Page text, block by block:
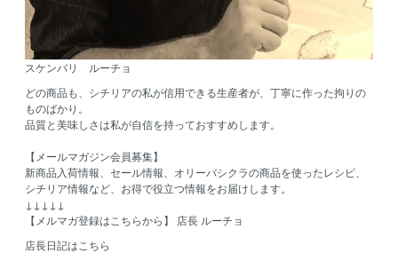
スケンバリ ルーチョ
どの商品も、シチリアの私が信用できる生産者が、丁寧に作った拘りの
ものばかり。
品質と美味しさは私が自信を持っておすすめします。
【メールマガジン会員募集】
新商品入荷情報、セール情報、オリーバシクラの商品を使ったレシピ、
シチリア情報など、お得で役立つ情報をお届けします。
↓↓↓↓↓
【メルマガ登録はこちらから】
店長 ルーチョ
店長日記はこちら